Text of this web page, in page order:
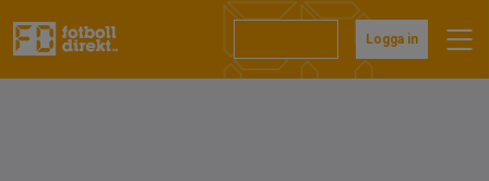
Logga in